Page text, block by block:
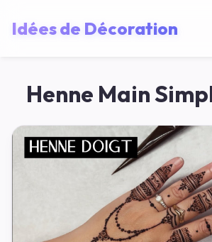
Idées de Décoration
Henne Main